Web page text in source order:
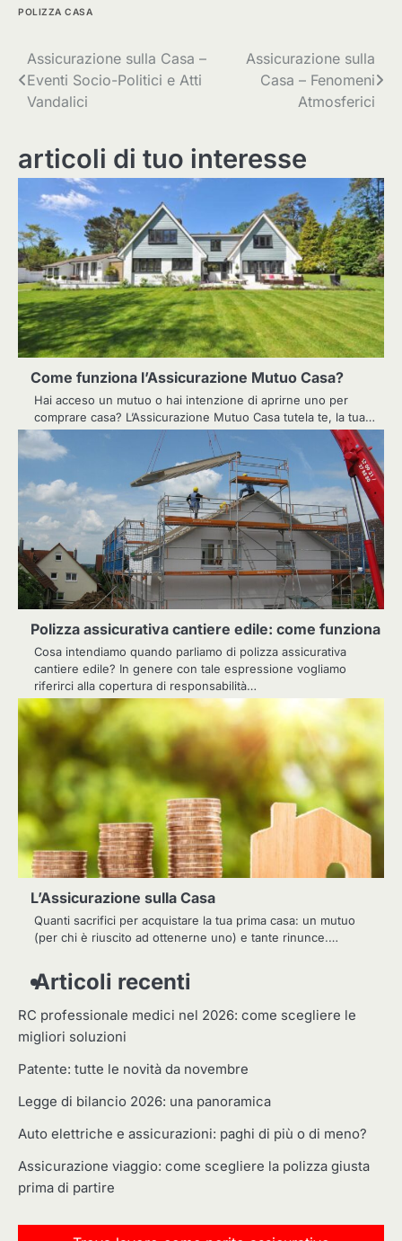
POLIZZA CASA
Navigazione
articoli
Assicurazione sulla Casa –
Eventi Socio-Politici e Atti
Vandalici
Assicurazione sulla
Casa – Fenomeni
Atmosferici
articoli di tuo interesse
Come funziona l’Assicurazione Mutuo Casa?
Hai acceso un mutuo o hai intenzione di aprirne uno per
comprare casa? L’Assicurazione Mutuo Casa tutela te, la tua…
Polizza assicurativa cantiere edile: come funziona
Cosa intendiamo quando parliamo di polizza assicurativa
cantiere edile? In genere con tale espressione vogliamo
riferirci alla copertura di responsabilità…
L’Assicurazione sulla Casa
Quanti sacrifici per acquistare la tua prima casa: un mutuo
(per chi è riuscito ad ottenerne uno) e tante rinunce.…
Articoli recenti
RC professionale medici nel 2026: come scegliere le
migliori soluzioni
Patente: tutte le novità da novembre
Legge di bilancio 2026: una panoramica
Auto elettriche e assicurazioni: paghi di più o di meno?
Assicurazione viaggio: come scegliere la polizza giusta
prima di partire